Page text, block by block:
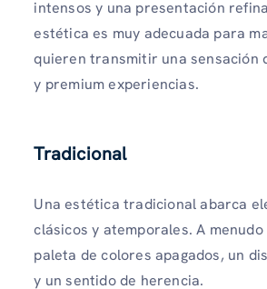
intensos y una presentación
estética es muy adecuada para
quieren transmitir una sensación
y premium experiencias.
Tradicional
Una estética tradicional abarca
clásicos y atemporales. A
paleta de colores apagados, un
y un sentido de herencia.